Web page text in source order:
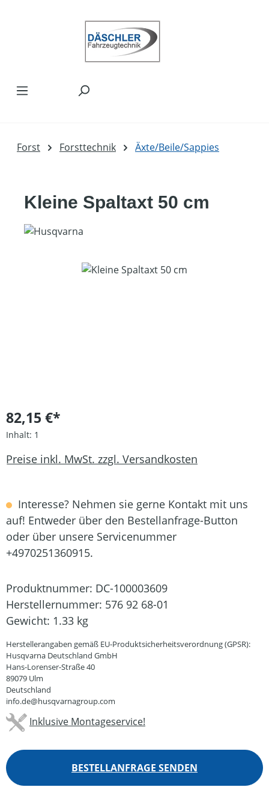
Forst Forsttechnik Äxte/Beile/Sappies
Kleine Spaltaxt 50 cm
Bildergalerie überspringen
82,15 €*
Inhalt: 1
Preise inkl. MwSt. zzgl. Versandkosten
Interesse? Nehmen sie gerne Kontakt mit uns
auf! Entweder über den Bestellanfrage-Button
oder über unsere Servicenummer
+4970251360915.
Produktnummer: DC-100003609
Herstellernummer: 576 92 68-01
Gewicht: 1.33 kg
Herstellerangaben gemäß EU-Produktsicherheitsverordnung (GPSR):
Husqvarna Deutschland GmbH
Hans-Lorenser-Straße 40
89079 Ulm
Deutschland
info.de@husqvarnagroup.com
Inklusive Montageservice!
BESTELLANFRAGE SENDEN